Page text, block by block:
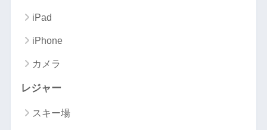
iPad
iPhone
カメラ
レジャー
スキー場